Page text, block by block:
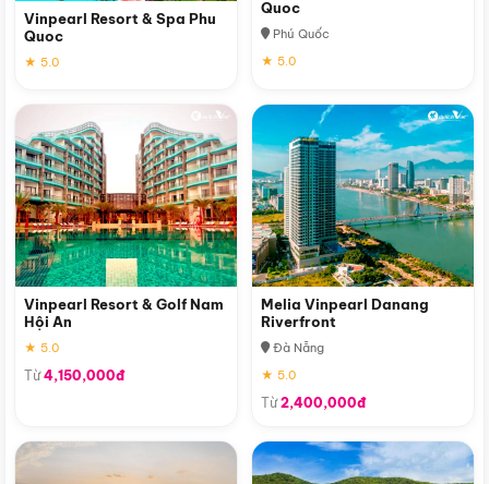
Vinpearl Resort & Spa Phu
Quoc
★ 5.0
Quoc
Phú Quốc
★ 5.0
Vinpearl Resort & Golf Nam
Hội An
★ 5.0
Từ4,150,000đ
Melia Vinpearl Danang
Riverfront
Đà Nẵng
★ 5.0
Từ2,400,000đ